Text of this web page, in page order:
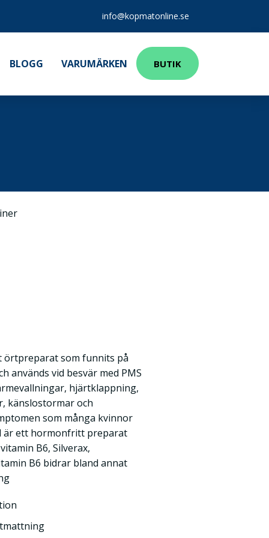
info@kopmatonline.se
BLOGG VARUMÄRKEN BUTIK
som funnits på
används vid besvär med PMS
hjärtklappning,
känslostormar och
som många kvinnor
är ett hormonfritt preparat
B6, Silverax,
B6 bidrar bland annat